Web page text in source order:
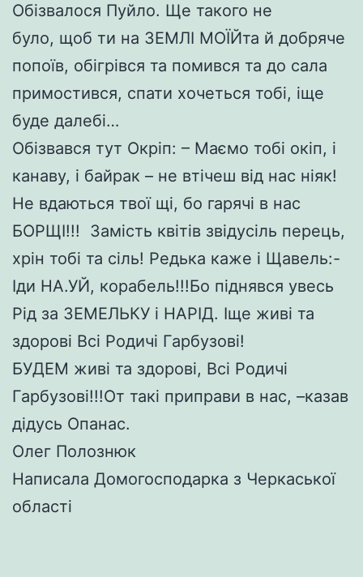
Обізвалося Пуйло. Ще такого не
було, щоб ти на ЗЕМЛІ МОЇЙта й добряче
попоїв, обігрівся та помився та до сала
примостився, спати хочеться тобі, іще
буде далебі…
Обізвався тут Окріп: – Маємо тобі окіп, і
канаву, і байрак – не втічеш від нас ніяк!
Не вдаються твої щі, бо гарячі в нас
БОРЩІ!!! Замість квітів звідусіль перець,
хрін тобі та сіль! Редька каже і Щавель:-
Іди НА.УЙ, корабель!!!Бо піднявся увесь
Рід за ЗЕМЕЛЬКУ і НАРІД. Іще живі та
здорові Всі Родичі Гарбузові!
БУДЕМ живі та здорові, Всі Родичі
Гарбузові!!!От такі приправи в нас, –казав
дідусь Опанас.
Олег Полознюк
Написала Домогосподарка з Черкаської
області